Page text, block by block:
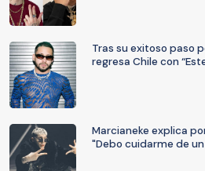
Tras su exitoso paso
regresa Chile con
Marcianeke explica
"Debo cuidarme de